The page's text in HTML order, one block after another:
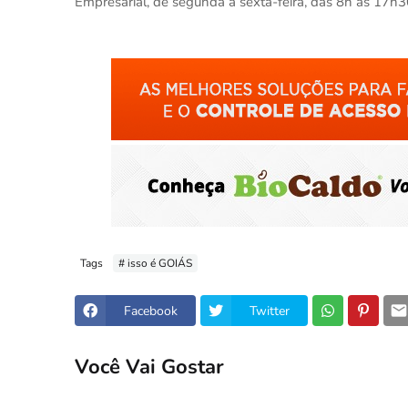
Tags # isso é GOIÁS
Facebook Twitter
Você Vai Gostar